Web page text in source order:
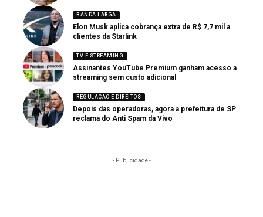
BANDA LARGA
Elon Musk aplica cobrança extra de R$ 7,7 mil a
clientes da Starlink
TV E STREAMING
Assinantes YouTube Premium ganham acesso a
streaming sem custo adicional
REGULAÇÃO E DIREITOS
Depois das operadoras, agora a prefeitura de SP
reclama do Anti Spam da Vivo
- Publicidade -